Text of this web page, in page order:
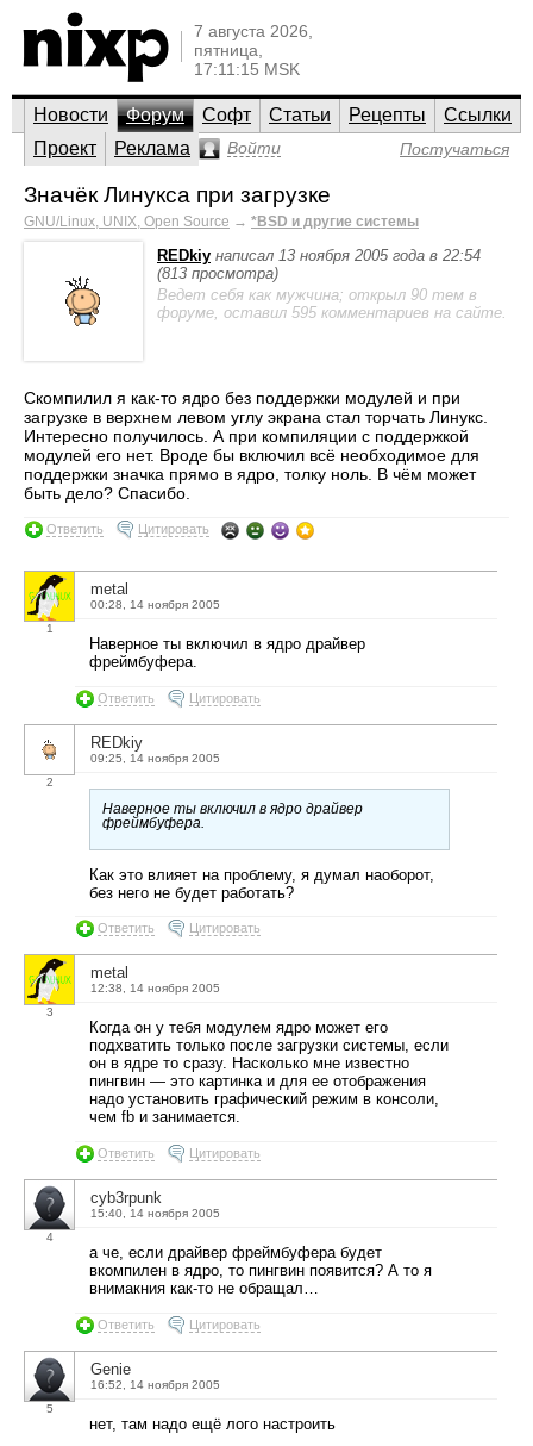
7 августа 2026,
пятница,
17:11:15 MSK
Новости Форум Софт Статьи Рецепты
Ссылки
Проект
Реклама Войти Постучаться
Значёк Линукса при загрузке
GNU/Linux, UNIX, Open Source → *BSD и другие системы
REDkiy написал 13 ноября 2005 года в 22:54
(813 просмотра)
Ведет себя как мужчина; открыл 90 тем в
форуме, оставил 595 комментариев на сайте.
Скомпилил я как-то ядро без поддержки модулей и при
загрузке в верхнем левом углу экрана стал торчать Линукс.
Интересно получилось. А при компиляции с поддержкой
модулей его нет. Вроде бы включил всё необходимое для
поддержки значка прямо в ядро, толку ноль. В чём может
быть дело? Спасибо.
Ответить Цитировать
1
metal
00:28, 14 ноября 2005
Наверное ты включил в ядро драйвер
фреймбуфера.
Ответить Цитировать
2
REDkiy
09:25, 14 ноября 2005
Наверное ты включил в ядро драйвер
фреймбуфера.
Как это влияет на проблему, я думал наоборот,
без него не будет работать?
Ответить Цитировать
3
metal
12:38, 14 ноября 2005
Когда он у тебя модулем ядро может его
подхватить только после загрузки системы, если
он в ядре то сразу. Насколько мне известно
пингвин — это картинка и для ее отображения
надо установить графический режим в консоли,
чем fb и занимается.
Ответить Цитировать
4
cyb3rpunk
15:40, 14 ноября 2005
а че, если драйвер фреймбуфера будет
вкомпилен в ядро, то пингвин появится? А то я
внимакния как-то не обращал…
Ответить Цитировать
5
Genie
16:52, 14 ноября 2005
нет, там надо ещё лого настроить